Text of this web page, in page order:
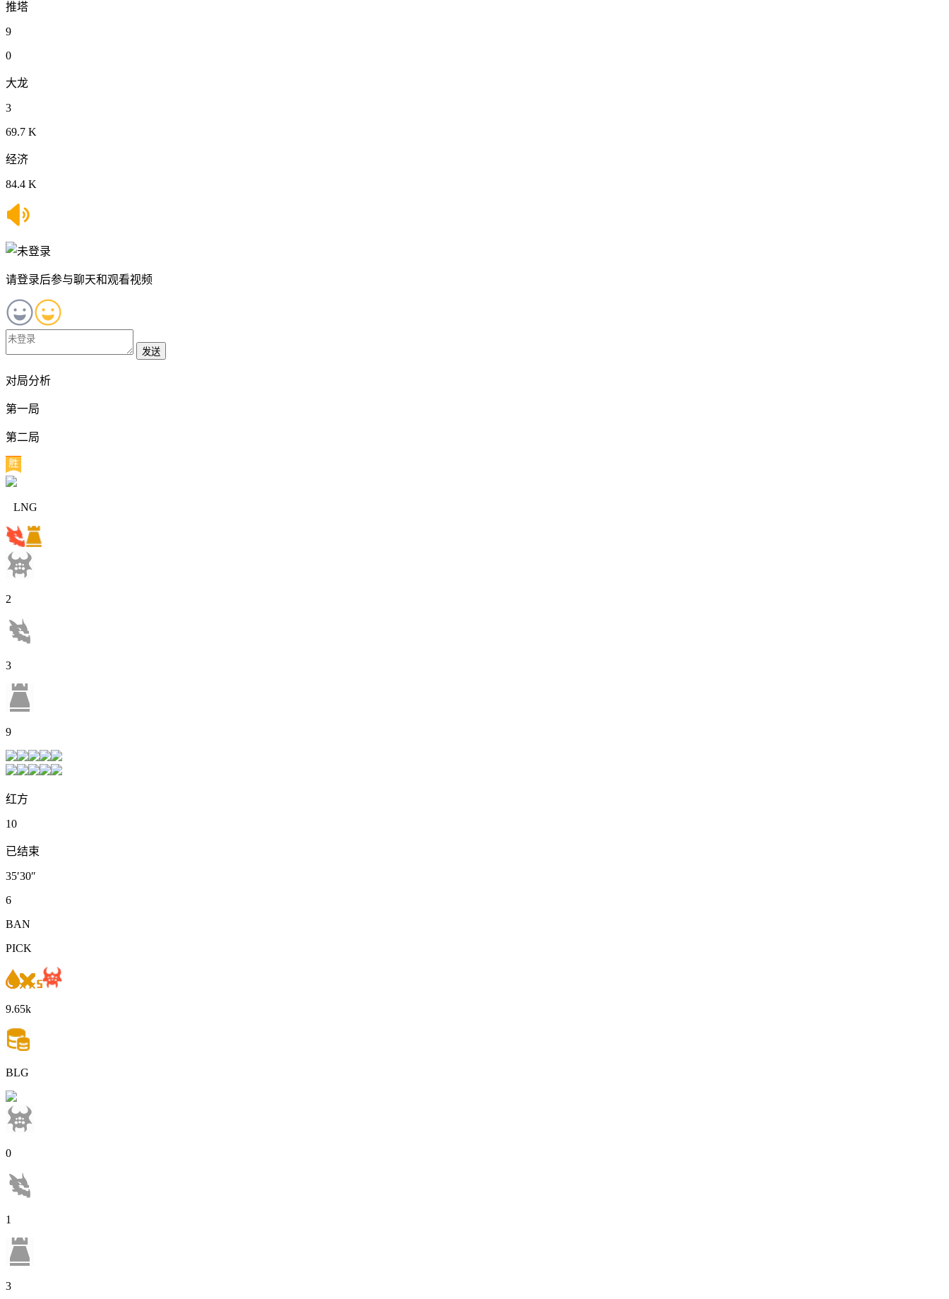
推塔
9
0
大龙
3
69.7 K
经济
84.4 K
请登录后参与聊天和观看视频
发送
对局分析
第一局
第二局
LNG
2
3
9
红方
10
已结束
35′30″
6
BAN
PICK
9.65k
BLG
0
1
3